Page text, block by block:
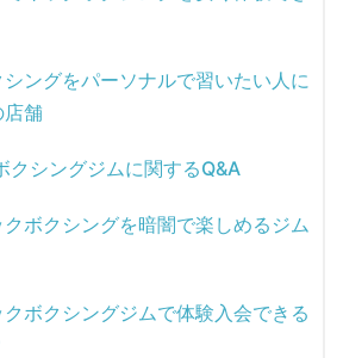
ングをパーソナルで習いたい人に
店舗
クシングジムに関するQ&A
ボクシングを暗闇で楽しめるジム
ボクシングジムで体験入会できる